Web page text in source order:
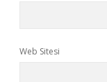
Web Sitesi